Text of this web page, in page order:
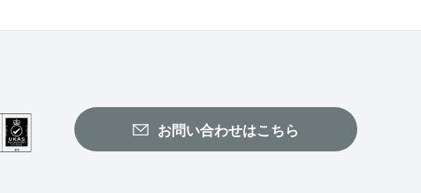
お問い合わせはこちら